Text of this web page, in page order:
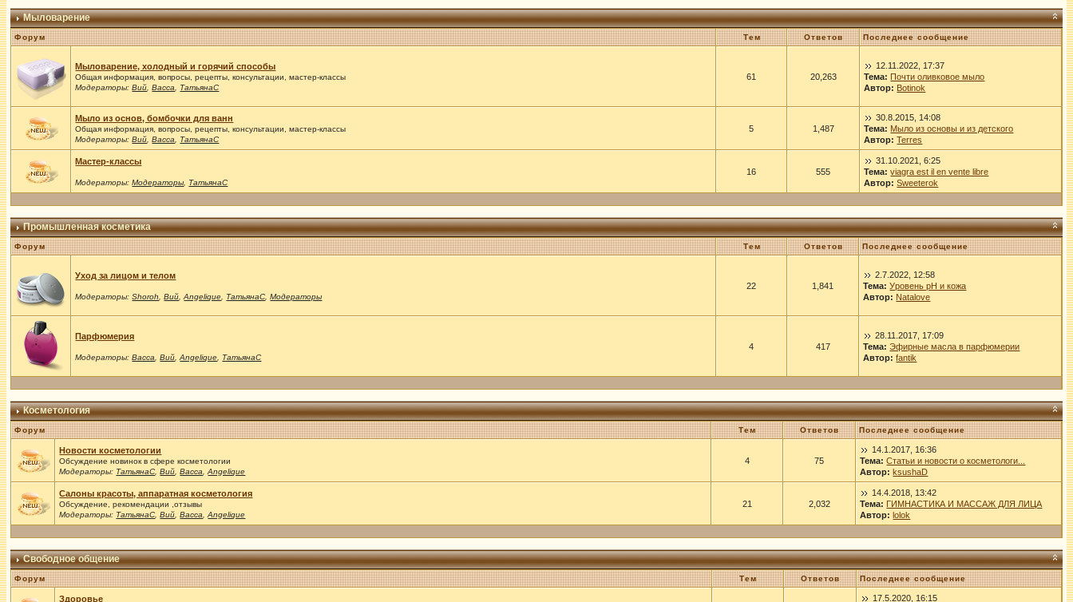
Мыловарение
Форум Тем Ответов Последнее сообщение
Мыловарение, холодный и горячий способы
Общая информация, вопросы, рецепты, консультации, мастер-классы
Модераторы:Вий ,Васса ТатьянаС
61 20,263
12.11.2022, 17:37
Тема: Почти оливковое мыло
Автор: Botinok
Мыло из основ, бомбочки для ванн
Общая информация, вопросы, рецепты, консультации, мастер-классы
Модераторы:Вий ,Васса ТатьянаС
5 1,487
30.8.2015, 14:08
Тема: Мыло из основы и из детского
Автор: Terres
Мастер-классы
Модераторы:Модераторы ТатьянаС
16 555
31.10.2021, 6:25
Тема: viagra est il en vente libre
Автор: Sweeterok
Промышленная косметика
Форум Тем Ответов Последнее сообщение
Уход за лицом и телом
Модераторы:Shoroh ,Вий ,Angelique ТатьянаС ,Модераторы
22 1,841
2.7.2022, 12:58
Тема: Уровень рН и кожа
Автор: Natalove
Парфюмерия
Модераторы:Васса ,Вий ,Angelique ТатьянаС
4 417
28.11.2017, 17:09
Тема: Эфирные масла в парфюмерии
Автор: fantik
Косметология
Форум Тем Ответов Последнее сообщение
Новости косметологии
Обсуждение новинок в сфере косметологии
Модераторы: ТатьянаС ,Вий ,Васса ,Angelique
4 75
14.1.2017, 16:36
Тема: Статьи и новости о косметологи...
Автор: ksushaD
Салоны красоты, аппаратная косметология
Обсуждение, рекомендации ,отзывы
Модераторы: ТатьянаС ,Вий ,Васса ,Angelique
21 2,032
14.4.2018, 13:42
Тема: ГИМНАСТИКА И МАССАЖ ДЛЯ ЛИЦА
Автор: lolok
Свободное общение
Форум Тем Ответов Последнее сообщение
Здоровье 17.5.2020, 16:15